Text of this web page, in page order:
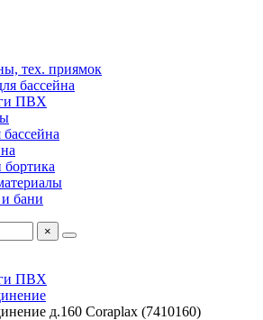
тех. приямок
бассейна
ПВХ
бани
×
ПВХ
д.160 Coraplax (7410160)